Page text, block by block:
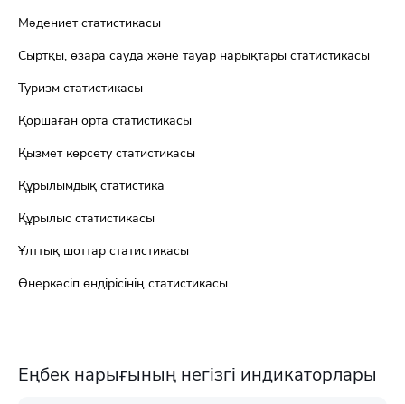
Мәдениет статистикасы
Сыртқы, өзара сауда және тауар нарықтары статистикасы
Туризм статистикасы
Қоршаған орта статистикасы
Қызмет көрсету статистикасы
Құрылымдық статистика
Құрылыс статистикасы
Ұлттық шоттар статистикасы
Өнеркәсіп өндірісінің статистикасы
Еңбек нарығының негізгі индикаторлары